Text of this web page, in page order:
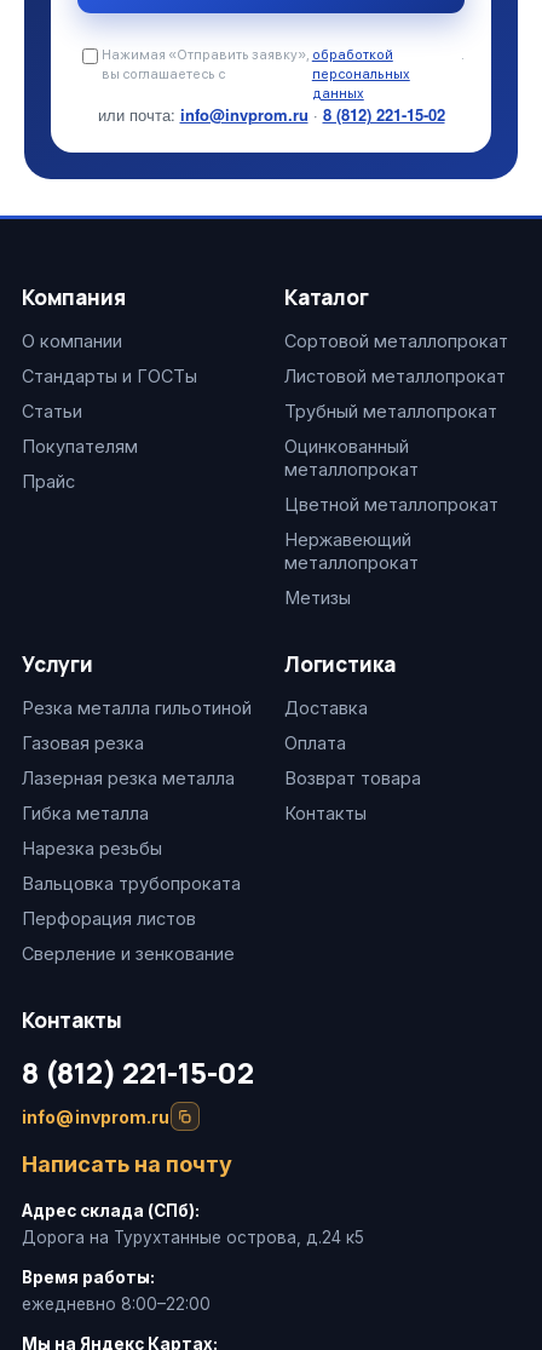
Нажимая «Отправить заявку»,
вы соглашаетесь с
обработкой
персональных
данных
.
или почта: info@invprom.ru · 8 (812) 221-15-02
Компания
О компании
Стандарты и ГОСТы
Статьи
Покупателям
Прайс
Каталог
Сортовой металлопрокат
Листовой металлопрокат
Трубный металлопрокат
Оцинкованный
металлопрокат
Цветной металлопрокат
Нержавеющий
металлопрокат
Метизы
Услуги
Резка металла гильотиной
Газовая резка
Лазерная резка металла
Гибка металла
Нарезка резьбы
Вальцовка трубопроката
Перфорация листов
Сверление и зенкование
Логистика
Доставка
Оплата
Возврат товара
Контакты
Контакты
8 (812) 221-15-02
info@invprom.ru
Написать на почту
Адрес склада (СПб):
Дорога на Турухтанные острова, д.24 к5
Время работы:
ежедневно 8:00–22:00
Мы на Яндекс Картах: